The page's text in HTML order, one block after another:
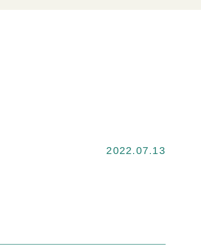
2022.07.13